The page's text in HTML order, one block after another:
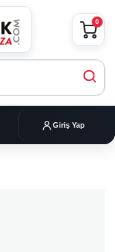
Giriş Yap
0